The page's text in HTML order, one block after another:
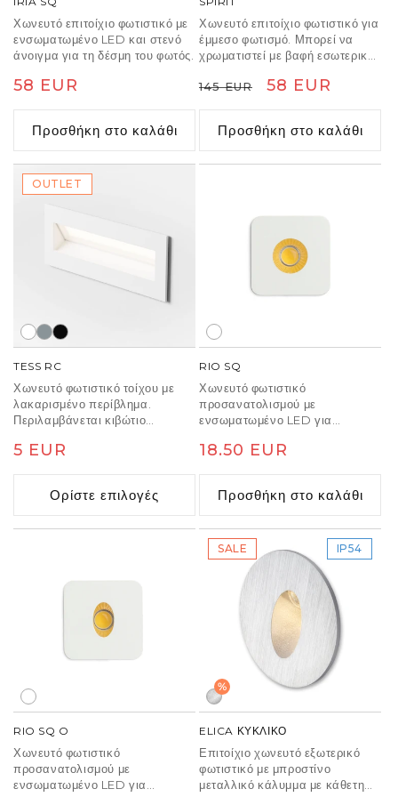
Χωνευτό επιτοίχιο φωτιστικό με
ενσωματωμένο LED και στενό
άνοιγμα για τη δέσμη του φωτός.
Κανονική
τιμή
58 EUR
Προσθήκη στο καλάθι
Χωνευτό επιτοίχιο φωτιστικό για
έμμεσο φωτισμό. Μπορεί να
χρωματιστεί με βαφή εσωτερικού
γυψοσανίδα.
Κανονική
τιμή
145 EUR
Τιμή
έκπτωσης
58 EUR
Προσθήκη στο καλάθι
OUTLET
TESS RC
Χωνευτό φωτιστικό τοίχου με
λακαρισμένο περίβλημα.
Περιλαμβάνεται κιβώτιο
Κανονική
τιμή
5 EUR
Ορίστε επιλογές
RIO SQ
Χωνευτό φωτιστικό
προσανατολισμού με
ενσωματωμένο LED για
γωνίες.
Κανονική
τιμή
18.50 EUR
Προσθήκη στο καλάθι
RIO SQ O
Χωνευτό φωτιστικό
προσανατολισμού με
ενσωματωμένο LED για
SALE IP54
%
ELICA ΚΥΚΛΙΚΟ
Επιτοίχιο χωνευτό εξωτερικό
φωτιστικό με μπροστίνο
μεταλλικό κάλυμμα με κάθετη